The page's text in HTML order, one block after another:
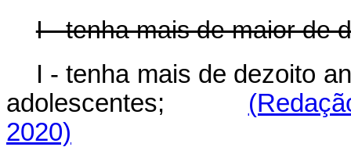
I - tenha mais de maior de
I - tenha mais de dezoito
adolescentes;
2020)